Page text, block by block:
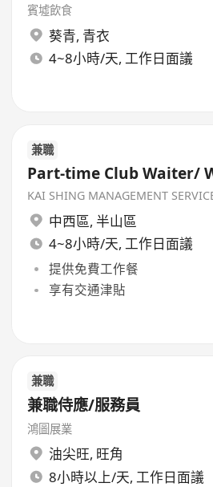
賓墟飲食
葵青, 青衣
4~8小時/天, 工作日面議
兼職
Part-time Club Waiter/
KAI SHING MANAGEMENT
中西區, 半山區
4~8小時/天, 工作日面議
提供免費工作餐
享有交通津貼
兼職
兼職侍應/服務員
鴻圖展業
油尖旺, 旺角
8小時以上/天, 工作日面議